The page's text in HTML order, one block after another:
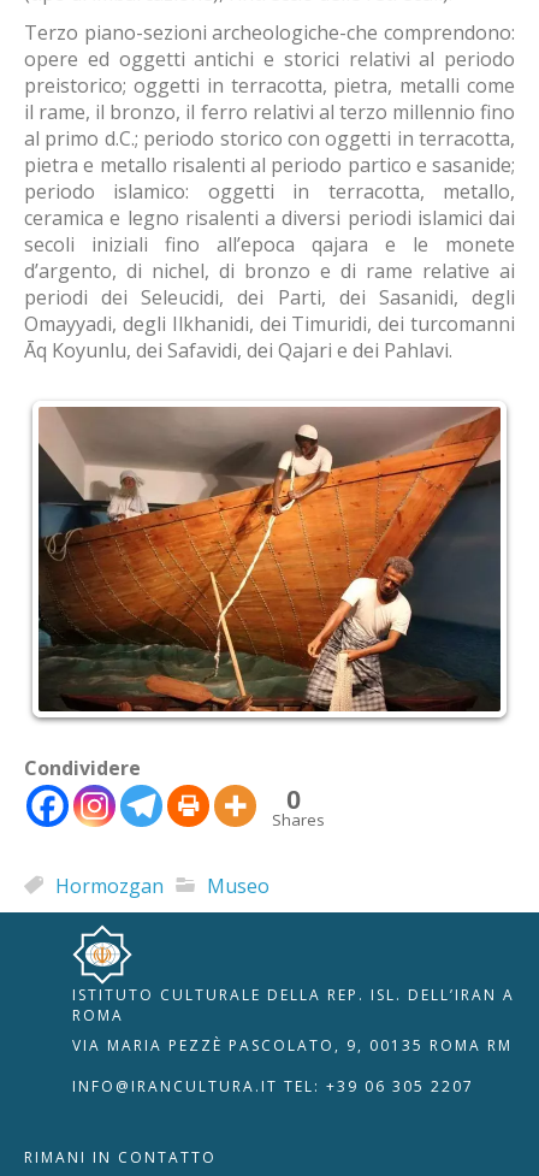
Terzo piano-sezioni archeologiche-che comprendono:
opere ed oggetti antichi e storici relativi al periodo
preistorico; oggetti in terracotta, pietra, metalli come
il rame, il bronzo, il ferro relativi al terzo millennio fino
al primo d.C.; periodo storico con oggetti in terracotta,
pietra e metallo risalenti al periodo partico e sasanide;
periodo islamico: oggetti in terracotta, metallo,
ceramica e legno risalenti a diversi periodi islamici dai
secoli iniziali fino all’epoca qajara e le monete
d’argento, di nichel, di bronzo e di rame relative ai
periodi dei Seleucidi, dei Parti, dei Sasanidi, degli
Omayyadi, degli Ilkhanidi, dei Timuridi, dei turcomanni
Āq Koyunlu, dei Safavidi, dei Qajari e dei Pahlavi.
Condividere
0
Shares
Hormozgan Museo
ISTITUTO CULTURALE DELLA REP. ISL. DELL’IRAN A
ROMA
VIA MARIA PEZZÈ PASCOLATO, 9, 00135 ROMA RM
INFO@IRANCULTURA.IT TEL: +39 06 305 2207
RIMANI IN CONTATTO
RIPRISTINA 🇮🇹 🇬🇧